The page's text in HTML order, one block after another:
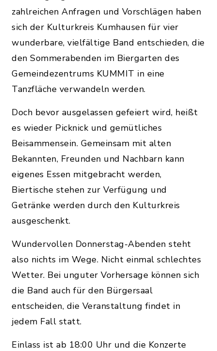
zahlreichen Anfragen und Vorschlägen haben
sich der Kulturkreis Kumhausen für vier
wunderbare, vielfältige Band entschieden, die
den Sommerabenden im Biergarten des
Gemeindezentrums KUMMIT in eine
Tanzfläche verwandeln werden.
Doch bevor ausgelassen gefeiert wird, heißt
es wieder Picknick und gemütliches
Beisammensein. Gemeinsam mit alten
Bekannten, Freunden und Nachbarn kann
eigenes Essen mitgebracht werden,
Biertische stehen zur Verfügung und
Getränke werden durch den Kulturkreis
ausgeschenkt.
Wundervollen Donnerstag-Abenden steht
also nichts im Wege. Nicht einmal schlechtes
Wetter. Bei unguter Vorhersage können sich
die Band auch für den Bürgersaal
entscheiden, die Veranstaltung findet in
jedem Fall statt.
Einlass ist ab 18:00 Uhr und die Konzerte